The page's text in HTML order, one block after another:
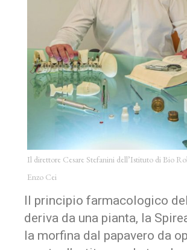
Il direttore Cesare Stefanini dell’Istituto di Bio
Enzo Cei
Il principio farmacologico
deriva da una pianta, la
la morfina dal papavero da